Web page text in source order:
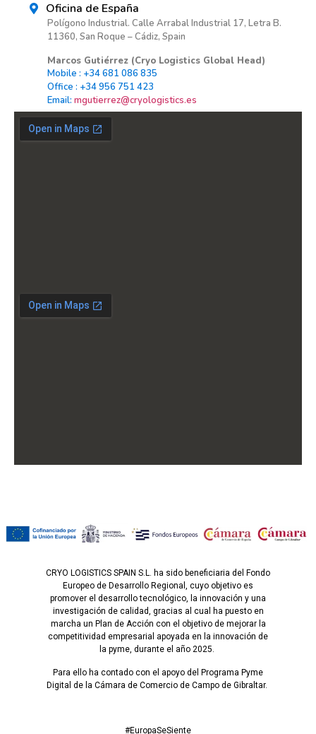
Oficina de España
Polígono Industrial. Calle Arrabal Industrial 17, Letra B.
11360, San Roque – Cádiz, Spain
Marcos Gutiérrez (Cryo Logistics Global Head)
Mobile : +34 681 086 835
Office : +34 956 751 423
Email: mgutierrez@cryologistics.es
CRYO LOGISTICS SPAIN S.L. ha sido beneficiaria del Fondo
Europeo de Desarrollo Regional, cuyo objetivo es
promover el desarrollo tecnológico, la innovación y una
investigación de calidad, gracias al cual ha puesto en
marcha un Plan de Acción con el objetivo de mejorar la
competitividad empresarial apoyada en la innovación de
la pyme, durante el año 2025.
Para ello ha contado con el apoyo del Programa Pyme
Digital de la Cámara de Comercio de Campo de Gibraltar.
#EuropaSeSiente